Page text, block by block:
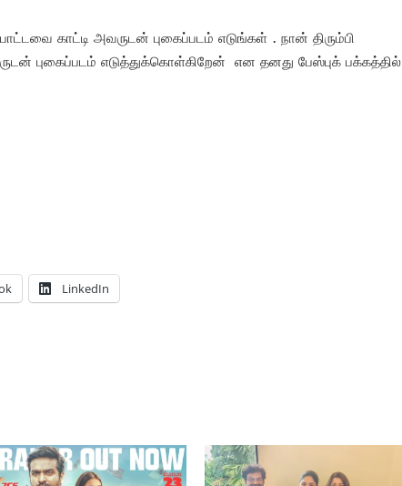
காட்டி அவருடன் புகைப்படம் எடுங்கள் . நான் திரும்பி
புகைப்படம் எடுத்துக்கொள்கிறேன் என தனது பேஸ்புக் பக்கத்தில்
LinkedIn